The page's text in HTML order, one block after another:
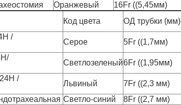
Оранжевый 16Fr ((5,45мм)
Код цвета ОД трубки (мм)
/
Серое 5Fr ((1,7мм)
Светлозеленый6Fr ((1,95мм)
/
Львиный 7Fr ((2,3 мм)
Светло-синий 8Fr ((2,7 мм)